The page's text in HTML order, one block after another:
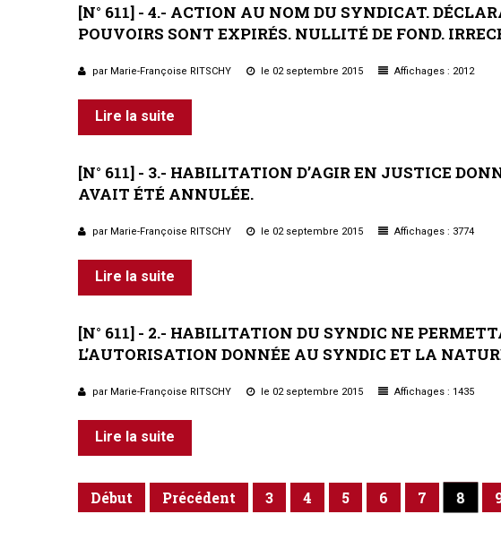
[N° 611] - 4.- ACTION AU NOM DU SYNDICAT.
POUVOIRS SONT EXPIRÉS. NULLITÉ DE FOND.
par Marie-Françoise RITSCHY le 02 septembre 2015 Affichages : 2012
Lire la suite
[N° 611] - 3.- HABILITATION D’AGIREN JUSTICE
AVAIT ÉTÉ ANNULÉE.
par Marie-Françoise RITSCHY le 02 septembre 2015 Affichages : 3774
Lire la suite
[N° 611] - 2.- HABILITATION DU SYNDIC NE
L’AUTORISATION DONNÉE AU SYNDIC ET LA
par Marie-Françoise RITSCHY le 02 septembre 2015 Affichages : 1435
Lire la suite
Début Précédent 3 4 5 6 7 8